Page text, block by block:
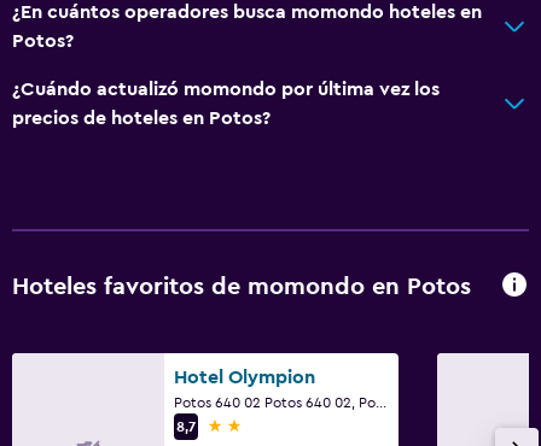
¿En cuántos operadores busca momondo hoteles en
Potos?
¿Cuándo actualizó momondo por última vez los
precios de hoteles en Potos?
Hoteles favoritos de momondo en Potos
Hotel Olympion
8,7
2 estrellas